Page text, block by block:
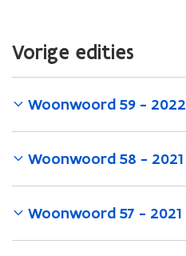
Vorige edities
Woonwoord 59 - 2022
Woonwoord 58 - 2021
Woonwoord 57 - 2021